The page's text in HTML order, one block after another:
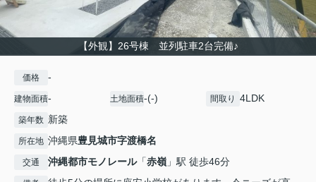
【外観】26号棟 並列駐車2台完備♪
価格 -
建物面積- 土地面積-(-) 間取り 4LDK
築年数 新築
所在地 沖縄県豊見城市字渡橋名
交通 沖縄都市モノレール「赤嶺 」駅 徒歩46分